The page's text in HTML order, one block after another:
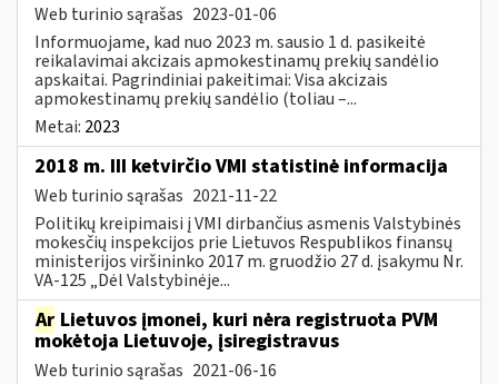
Web turinio sąrašas 2023-01-06
Informuojame, kad nuo 2023 m. sausio 1 d. pasikeitė
reikalavimai akcizais apmokestinamų prekių sandėlio
apskaitai. Pagrindiniai pakeitimai: Visa akcizais
apmokestinamų prekių sandėlio (toliau –...
Metai: 2023
2018 m. III ketvirčio VMI statistinė informacija
Web turinio sąrašas 2021-11-22
Politikų kreipimaisi į VMI dirbančius asmenis Valstybinės
mokesčių inspekcijos prie Lietuvos Respublikos finansų
ministerijos viršininko 2017 m. gruodžio 27 d. įsakymu Nr.
VA-125 „Dėl Valstybinėje...
Ar Lietuvos įmonei, kuri nėra registruota PVM
mokėtoja Lietuvoje, įsiregistravus
Web turinio sąrašas 2021-06-16